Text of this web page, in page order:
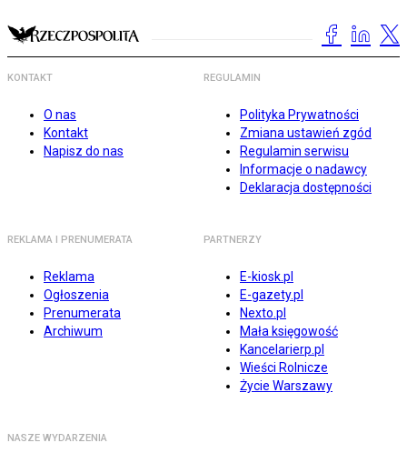
KONTAKT
O nas
Kontakt
Napisz do nas
REGULAMIN
Polityka Prywatności
Zmiana ustawień zgód
Regulamin serwisu
Informacje o nadawcy
Deklaracja dostępności
REKLAMA I PRENUMERATA
Reklama
Ogłoszenia
Prenumerata
Archiwum
PARTNERZY
E-kiosk.pl
E-gazety.pl
Nexto.pl
Mała księgowość
Kancelarierp.pl
Wieści Rolnicze
Życie Warszawy
NASZE WYDARZENIA